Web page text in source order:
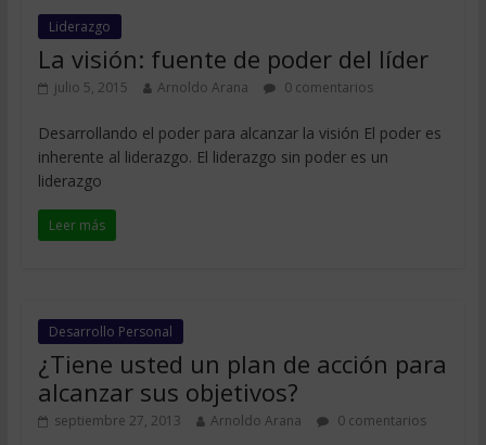
Liderazgo
La visión: fuente de poder del líder
julio 5, 2015 Arnoldo Arana 0 comentarios
Desarrollando el poder para alcanzar la visión El poder es
inherente al liderazgo. El liderazgo sin poder es un
liderazgo
Leer más
Desarrollo Personal
¿Tiene usted un plan de acción para
alcanzar sus objetivos?
septiembre 27, 2013 Arnoldo Arana 0 comentarios